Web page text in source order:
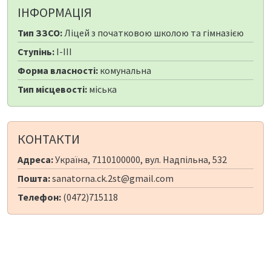
ІНФОРМАЦІЯ
Тип ЗЗСО:Ліцей з початковою школою та гімназією
Ступінь: I-III
Форма власності: комунальна
Тип місцевості: міська
КОНТАКТИ
Адреса:Україна, 7110100000, вул. Надпільна, 532
Пошта:sanatorna.ck.2st@gmail.com
Телефон: (0472)715118